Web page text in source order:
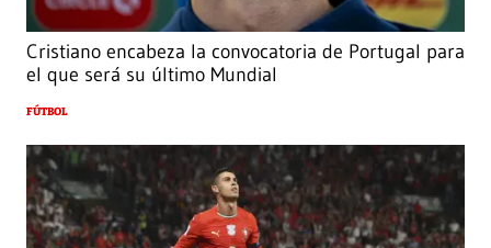
Cristiano encabeza la convocatoria de Portugal para
el que será su último Mundial
FÚTBOL